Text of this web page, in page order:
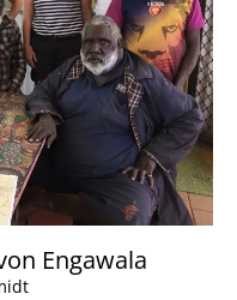
Engawala